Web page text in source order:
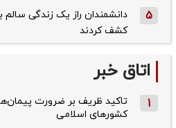
5
دانشمندان راز یک زندگی سالم
کشف کردند
اتاق خبر
1
تاکید ظریف بر ضرورت
کشورهای اسلامی